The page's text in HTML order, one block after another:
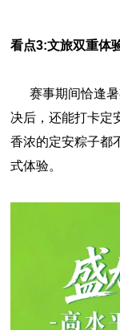
看点3:文旅双重体
赛事期间恰逢
决后，还能打卡定
香浓的定安粽子都
式体验。